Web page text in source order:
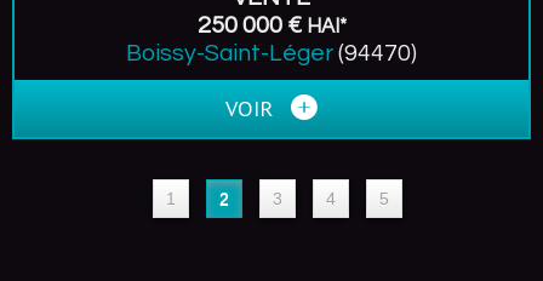
250 000 € HAI*
Boissy-Saint-Léger (94470)
VOIR
1 2 3 4 5